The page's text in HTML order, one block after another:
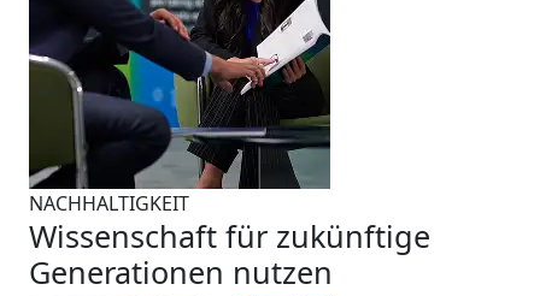
NACHHALTIGKEIT
Wissenschaft für zukünftige
Generationen nutzen